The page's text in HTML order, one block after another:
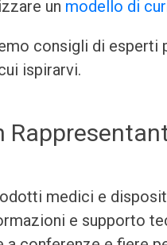
un modello di
consigli di esperti
ispirarvi.
medici e
e supporto